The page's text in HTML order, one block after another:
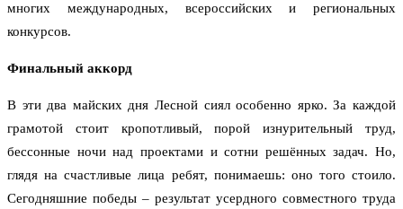
многих международных, всероссийских и региональных
конкурсов.
Финальный аккорд
В эти два майских дня Лесной сиял особенно ярко. За каждой
грамотой стоит кропотливый, порой изнурительный труд,
бессонные ночи над проектами и сотни решённых задач. Но,
глядя на счастливые лица ребят, понимаешь: оно того стоило.
Сегодняшние победы – результат усердного совместного труда